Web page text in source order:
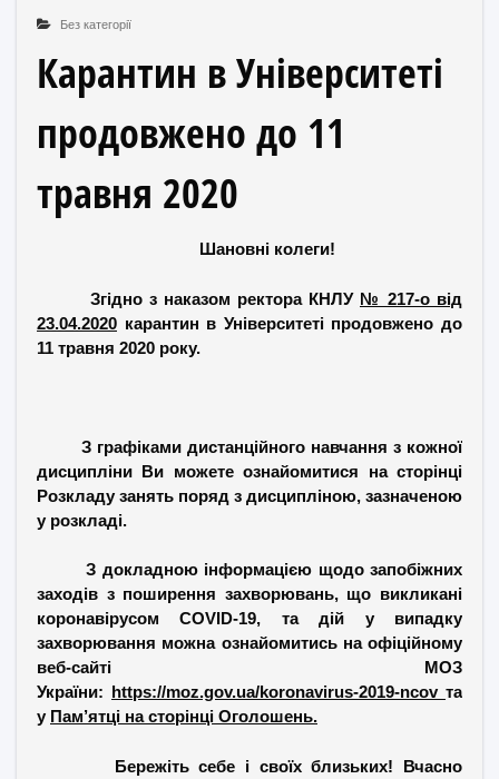
Без категорії
Карантин в Університеті
продовжено до 11
травня 2020
Шановні колеги!
Згідно з наказом ректора КНЛУ № 217-о від
23.04.2020 карантин в Університеті продовжено до
11 травня 2020 року.
З графіками дистанційного навчання з кожної
дисципліни Ви можете ознайомитися на сторінці
Розкладу занять поряд з дисципліною, зазначеною
у розкладі.
З докладною інформацією щодо запобіжних
заходів з поширення захворювань, що викликані
коронавірусом COVID-19, та дій у випадку
захворювання можна ознайомитись на офіційному
веб-сайті МОЗ
України: https://moz.gov.ua/koronavirus-2019-ncov та
у Пам’ятці на сторінці Оголошень.
Бережіть себе і своїх близьких! Вчасно